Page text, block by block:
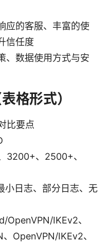
应的客服、丰富的使
信任度
、数据使用方式与安
格形式）
比要点
3200+、2500+、
小日志、部分日志、无
OpenVPN/IKEv2、
OpenVPN/IKEv2、